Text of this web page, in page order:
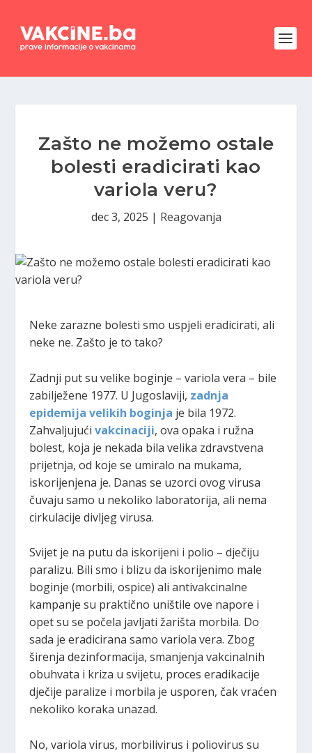
Zašto ne možemo ostale
bolesti eradicirati kao
variola veru?
dec 3, 2025 | Reagovanja
Neke zarazne bolesti smo uspjeli eradicirati, ali
neke ne. Zašto je to tako?
Zadnji put su velike boginje – variola vera – bile
zabilježene 1977. U Jugoslaviji, zadnja
epidemija velikih boginja je bila 1972.
Zahvaljujućivakcinaciji, ova opaka i ružna
bolest, koja je nekada bila velika zdravstvena
prijetnja, od koje se umiralo na mukama,
iskorijenjena je. Danas se uzorci ovog virusa
čuvaju samo u nekoliko laboratorija, ali nema
cirkulacije divljeg virusa.
Svijet je na putu da iskorijeni i polio – dječiju
paralizu. Bili smo i blizu da iskorijenimo male
boginje (morbili, ospice) ali antivakcinalne
kampanje su praktično uništile ove napore i
opet su se počela javljati žarišta morbila. Do
sada je eradicirana samo variola vera. Zbog
širenja dezinformacija, smanjenja vakcinalnih
obuhvata i kriza u svijetu, proces eradikacije
dječije paralize i morbila je usporen, čak vraćen
nekoliko koraka unazad.
No, variola virus, morbilivirus i poliovirus su